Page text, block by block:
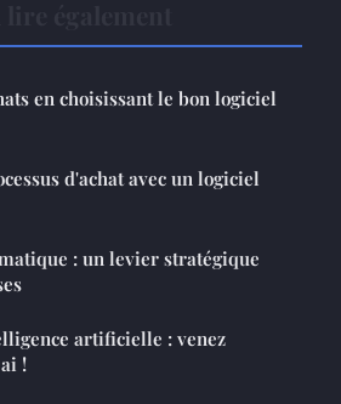
en choisissant le bon logiciel
d'achat avec un logiciel
: un levier stratégique
artificielle : venez
!